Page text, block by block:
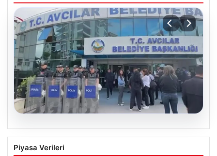
05.08.2026
Avcılar Belediyesi’ne operasyon. 12
şüpheli gözaltına alındı
Piyasa Verileri